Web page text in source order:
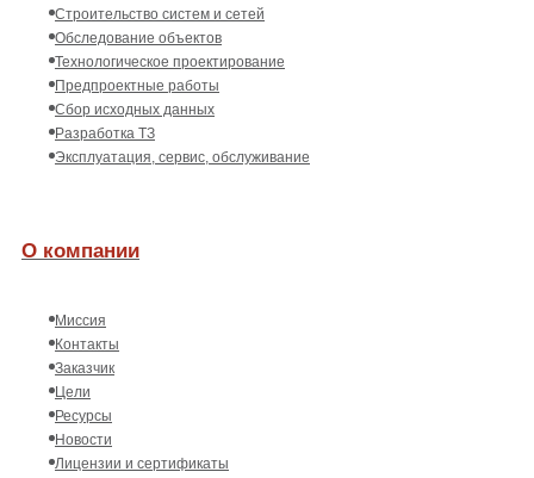
Строительство систем и сетей
Обследование объектов
Технологическое проектирование
Предпроектные работы
Сбор исходных данных
Разработка ТЗ
Эксплуатация, сервис, обслуживание
О компании
Миссия
Контакты
Заказчик
Цели
Ресурсы
Новости
Лицензии и сертификаты